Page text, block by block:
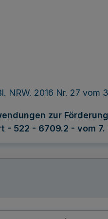
NRW. 2016 Nr. 27 vom
zur
- 522 - 6709.2 - vom 7.